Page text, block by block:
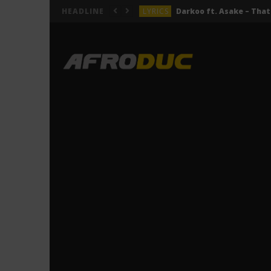
HEADLINE LYRICS
ACTUALITÉS